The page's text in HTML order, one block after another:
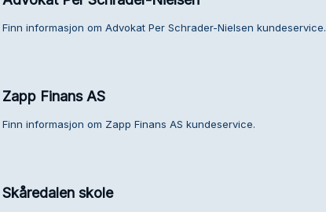
Finn informasjon om Advokat Per Schrader-Nielsen kundeservice.
Zapp Finans AS
Finn informasjon om Zapp Finans AS kundeservice.
Skåredalen skole